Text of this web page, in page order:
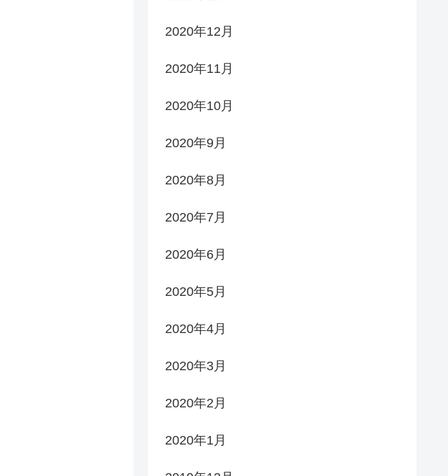
2020年12月
2020年11月
2020年10月
2020年9月
2020年8月
2020年7月
2020年6月
2020年5月
2020年4月
2020年3月
2020年2月
2020年1月